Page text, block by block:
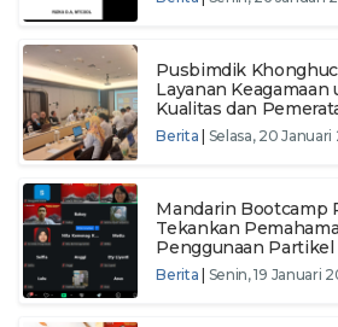
Pusbimdik
Layanan
Kualitas dan
Berita Selasa, 20 Januari
Mandarin Bootcamp
Tekankan
Penggunaan Partikel
Berita| Senin, 19 Januari